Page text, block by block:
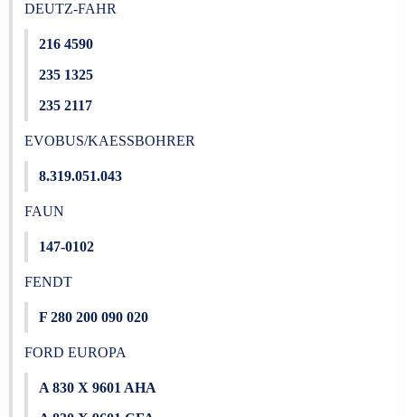
DEUTZ-FAHR
216 4590
235 1325
235 2117
EVOBUS/KAESSBOHRER
8.319.051.043
FAUN
147-0102
FENDT
F 280 200 090 020
FORD EUROPA
A 830 X 9601 AHA